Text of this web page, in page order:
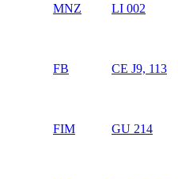
MNZ LI 002
FB CE J9, 113
FIM GU 214